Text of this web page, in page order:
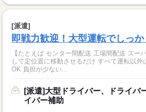
[派遣]
即戦力歓迎！大型運転でしっか
【たとえば センター間配送 工場間配送 スー
して定位置に移動させるだけ すべて運転以
OK 負担が少ない...
[派遣]大型ドライバー、ドライバ
イバー補助